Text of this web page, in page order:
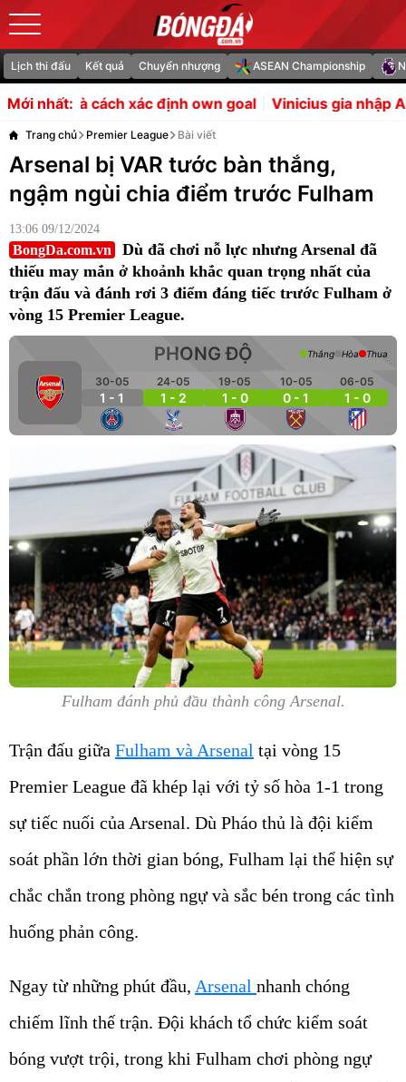
Lịch thi đấu Kết quả Chuyển nhượng ASEAN Championship
Mới nhất:
xác định own goal Vinicius gia nhập Arsenal sẽ là
Trang chủ Premier League Bài viết
Arsenal bị VAR tước bàn thắng,
ngậm ngùi chia điểm trước Fulham
13:06 09/12/2024
BongDa.com.vn
Dù đã chơi nỗ lực nhưng Arsenal đã
thiếu may mắn ở khoảnh khắc quan trọng nhất của
trận đấu và đánh rơi 3 điểm đáng tiếc trước Fulham ở
vòng 15 Premier League.
PHONG ĐỘ
30-05
1 - 1
24-05
1 - 2
19-05
1 - 0
10-05
0 - 1
06-05
1 - 0
Thắng Hòa Thua
Fulham đánh phủ đầu thành công Arsenal.
Trận đấu giữa Fulham và Arsenal tại vòng 15
Premier League đã khép lại với tỷ số hòa 1-1 trong
sự tiếc nuối của Arsenal. Dù Pháo thủ là đội kiểm
soát phần lớn thời gian bóng, Fulham lại thể hiện sự
chắc chắn trong phòng ngự và sắc bén trong các tình
huống phản công.
Ngay từ những phút đầu, Arsenal nhanh chóng
chiếm lĩnh thế trận. Đội khách tổ chức kiểm soát
bóng vượt trội, trong khi Fulham chơi phòng ngự